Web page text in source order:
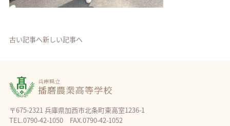
古い記事へ新しい記事へ
〒675-2321 兵庫県加西市北条町東高室1236-1
TEL.0790-42-1050 FAX.0790-42-1052